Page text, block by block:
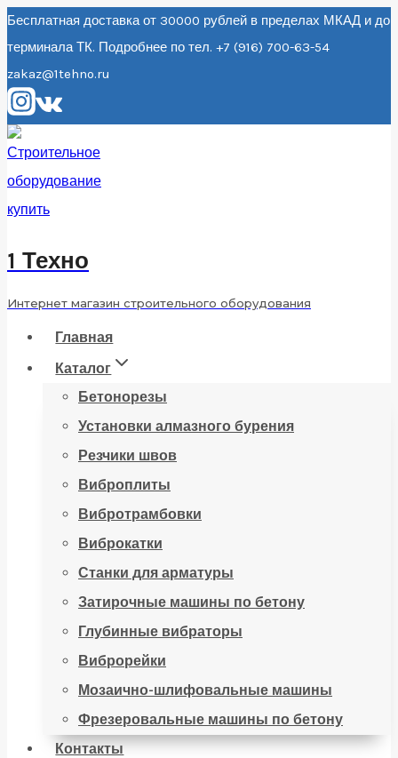
Перейти
к
содержанию
Бесплатная доставка от 30000 рублей в пределах МКАД и до
терминала ТК. Подробнее по тел. +7 (916) 700-63-54
zakaz@1tehno.ru
1 Техно
Интернет магазин строительного оборудования
Главная
Каталог
Бетонорезы
Установки алмазного бурения
Резчики швов
Виброплиты
Вибротрамбовки
Виброкатки
Станки для арматуры
Затирочные машины по бетону
Глубинные вибраторы
Виброрейки
Мозаично-шлифовальные машины
Фрезеровальные машины по бетону
Контакты